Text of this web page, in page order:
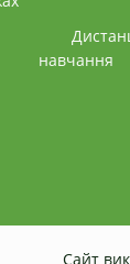
навчання
Сайт